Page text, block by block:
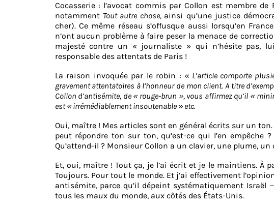
Cocasserie : l’avocat commis par Collon est membre
notamment Tout autre chose, ainsi qu’une justice
cher). Ce même réseau s’offusque aussi lorsqu’en
n’ont aucun problème à faire peser la menace de
majesté contre un « journaliste » qui n’hésite pas,
responsable des attentats de Paris !
La raison invoquée par le robin : « L’article comporte
gravement attentatoires à l’honneur de mon client. A titre
Collon d’antisémite, de « rouge-brun », vous affirmez qu’il «
est « irrémédiablement insoutenable » etc.
Oui, maître ! Mes articles sont en général écrits sur un
peut répondre ton sur ton, qu’est-ce qui l’en empêche
Qu’attend-il ? Monsieur Collon a un clavier, une plume, un
Et, oui, maître ! Tout ça, je l’ai écrit et je le maintiens. À
Toujours. Pour tout le monde. Et j’ai effectivement
antisémite, parce qu’il dépeint systématiquement
tous les maux du monde, aux côtés des États-Unis.